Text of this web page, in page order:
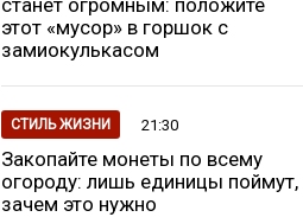
станет огромным: положите
этот «мусор» в горшок с
замиокулькасом
СТИЛЬ ЖИЗНИ 21:30
Закопайте монеты по всему
огороду: лишь единицы поймут,
зачем это нужно